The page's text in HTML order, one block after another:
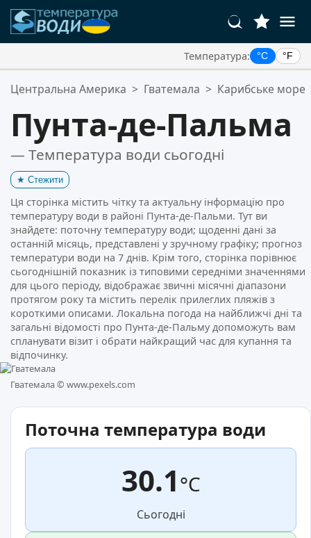
Температура: °C °F
Ваші Улюблені Місця:
Центральна Америка > Гватемала > Карибське море
Пунта-де-Пальма
— Температура води сьогодні
★ Стежити
Ця сторінка містить чітку та актуальну інформацію про
температуру води в районі Пунта-де-Пальми. Тут ви
знайдете: поточну температуру води; щоденні дані за
останній місяць, представлені у зручному графіку; прогноз
температури води на 7 днів. Крім того, сторінка порівнює
сьогоднішній показник із типовими середніми значеннями
для цього періоду, відображає звичні місячні діапазони
протягом року та містить перелік прилеглих пляжів з
короткими описами. Локальна погода на найближчі дні та
загальні відомості про Пунта-де-Пальму допоможуть вам
спланувати візит і обрати найкращий час для купання та
відпочинку.
Гватемала © www.pexels.com
Поточна температура води
30.1°C
Сьогодні